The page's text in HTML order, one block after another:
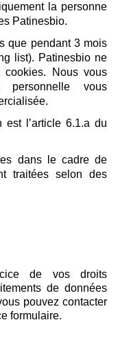
la personne
Patinesbio.
que pendant 3 mois
list). Patinesbio ne
Nous vous
personnelle vous
est l’article 6.1.a du
dans le cadre de
traitées selon des
de vos droits
de données
pouvez contacter
formulaire.